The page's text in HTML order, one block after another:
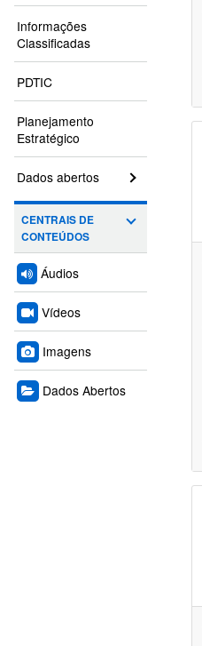
Informações
Classificadas
PDTIC
Planejamento
Estratégico
Dados abertos
CENTRAIS DE
CONTEÚDOS
Áudios
Vídeos
Imagens
Dados Abertos